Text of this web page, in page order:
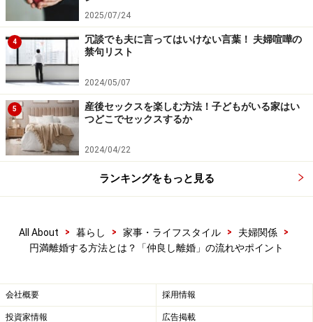
て不謹慎かもしれませんが、もし、義母が交通事故とか
で早く亡くなっていたりすれば、夫と別れることもなか
ったんじゃないかとか、思っていました。夫が悪いんじ
ゃない、義母が悪いんだと、離婚の原因を義母だけに押
し付けていました。でも冷静に考えれば、最終的に離婚
を決めたのは夫で、つまり夫は私より自分の親を選んだ
わけです。彼はとっくに私への気持ちに整理をつけてい
たのでしょうけど、私だけが夫への執着を捨てられなか
様子を聞き出したりと、夫の様子が気になりつつも、元
夫には素直に連絡が取れなかったといいます。
「離婚後1年ぐらいたって、ようやく自分の気持ちが整
理できて、そうしたら普通に元夫と連絡を取ることがで
2025/07/24
4
冗談でも夫に言ってはいけない言葉！ 夫婦喧嘩の
禁句リスト
2024/05/07
5
産後セックスを楽しむ方法！子どもがいる家はい
つどこでセックスするか
2024/04/22
ランキングをもっと見る
All About > 暮らし > 家事・ライフスタイル > 夫婦関係
>
円満離婚する方法とは？「仲良し離婚」の流れやポイント
会社概要 採用情報
投資家情報 広告掲載